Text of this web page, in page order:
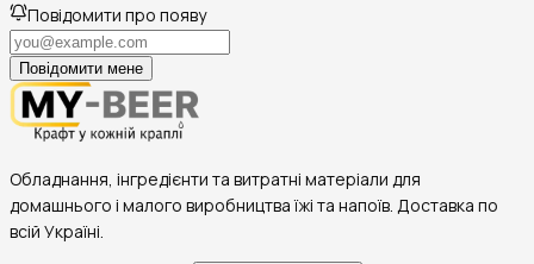
Повідомити про появу
Повідомити мене
Обладнання, інгредієнти та витратні матеріали для
домашнього і малого виробництва їжі та напоїв. Доставка по
всій Україні.